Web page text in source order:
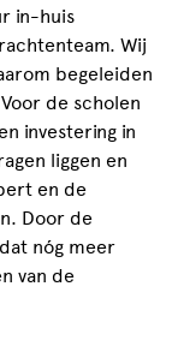
in-huis
Wij
begeleiden
de scholen
investering in
liggen en
en de
Door de
nóg meer
van de